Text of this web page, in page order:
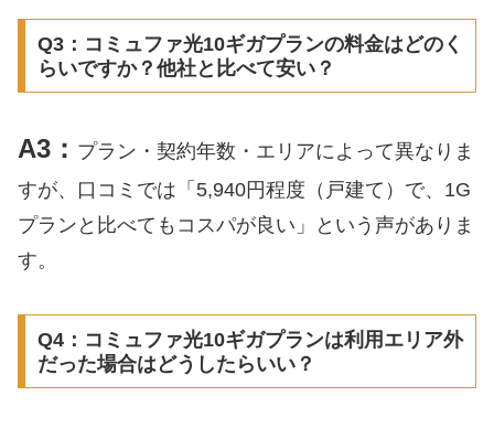
Q3：コミュファ光10ギガプランの料金はどのく
らいですか？他社と比べて安い？
A3： プラン・契約年数・エリアによって異なりま
すが、口コミでは「5,940円程度（戸建て）で、1G
プランと比べてもコスパが良い」という声がありま
す。
Q4：コミュファ光10ギガプランは利用エリア外
だった場合はどうしたらいい？